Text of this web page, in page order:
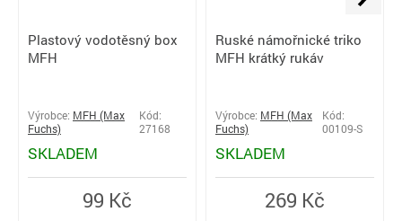
Plastový vodotěsný box
MFH
Výrobce: MFH (Max
Fuchs)
Kód:
27168
SKLADEM
99 Kč
Ruské námořnické triko
MFH krátký rukáv
Výrobce: MFH (Max
Fuchs)
Kód:
00109-S
SKLADEM
269 Kč